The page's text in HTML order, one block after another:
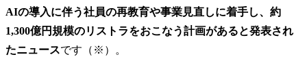
AIの導入に伴う社員の再教育や事業見直しに着手し、約
1,300億円規模のリストラをおこなう計画があると発表され
たニュースです（※）。